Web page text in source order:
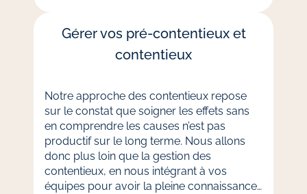
Gérer vos pré-contentieux et
contentieux
Notre approche des contentieux repose
sur le constat que soigner les effets sans
en comprendre les causes n’est pas
productif sur le long terme. Nous allons
donc plus loin que la gestion des
contentieux, en nous intégrant à vos
équipes pour avoir la pleine connaissance